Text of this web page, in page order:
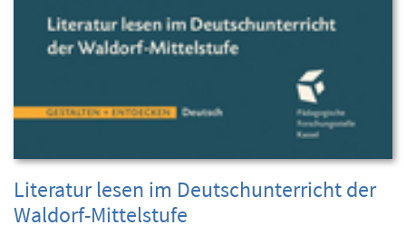
Literatur lesen im Deutschunterricht der
Waldorf-Mittelstufe